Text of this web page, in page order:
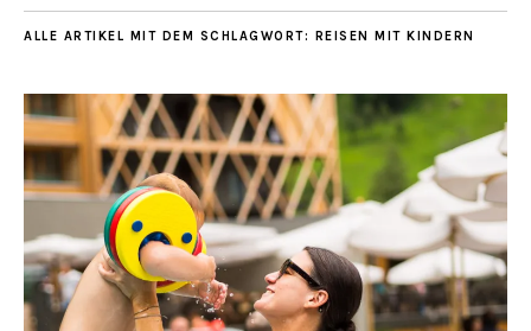
ALLE ARTIKEL MIT DEM SCHLAGWORT: REISEN MIT KINDERN